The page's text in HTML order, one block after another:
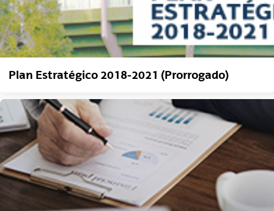
Plan Estratégico 2018-2021 (Prorrogado)